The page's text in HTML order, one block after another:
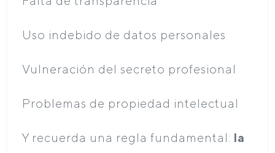
Uso indebido de datos personales
Vulneración del secreto profesional
Problemas de propiedad intelectual
Y recuerda una regla fundamental: la